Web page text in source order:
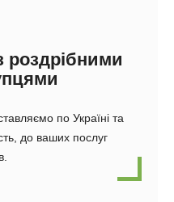
роздрібними
по Україні та
до ваших послуг